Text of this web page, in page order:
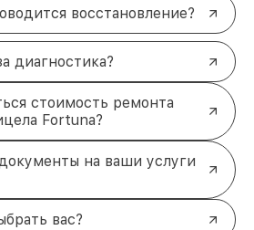
восстановление?
диагностика?
стоимость ремонта
Fortuna?
на ваши услуги
вас?